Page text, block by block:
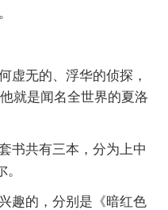
虚无的、浮华的侦探，
就是闻名全世界的夏洛
书共有三本，分为上中
趣的，分别是《暗红色